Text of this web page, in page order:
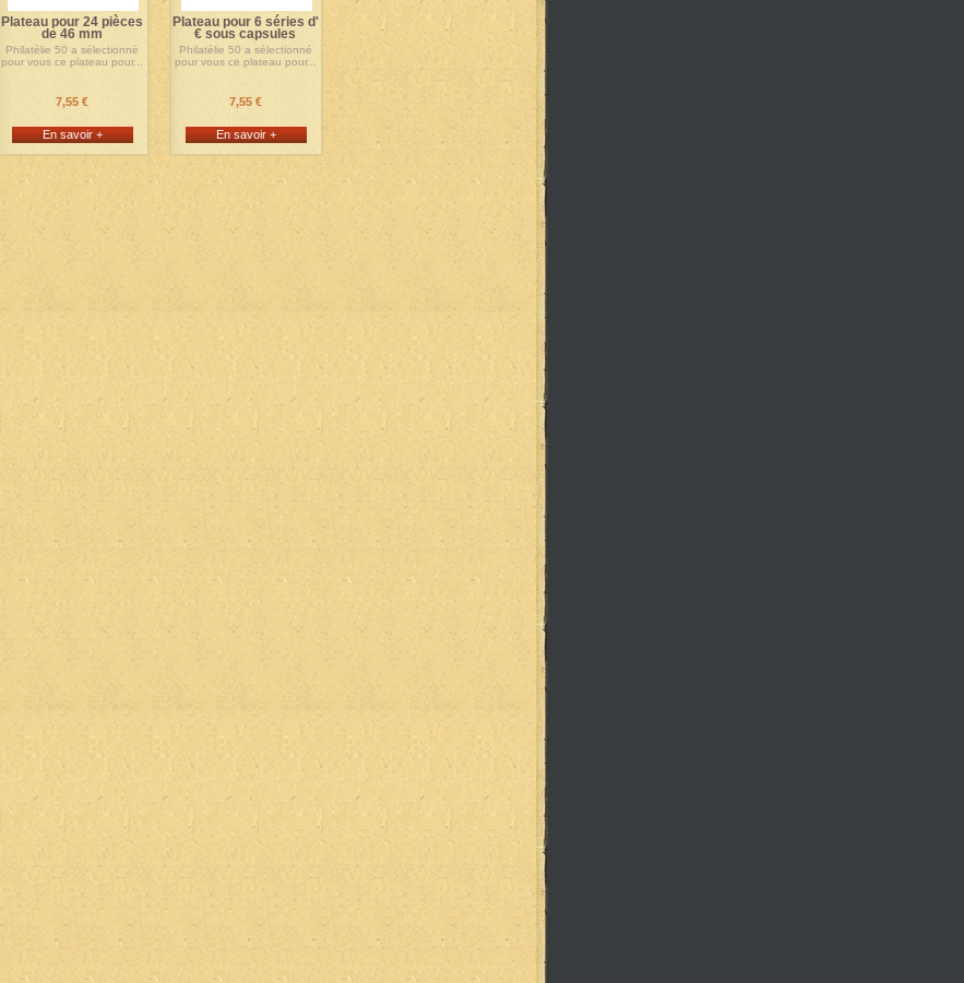
Plateau pour 24 pièces
de 46 mm
Philatélie 50 a sélectionné
pour vous ce plateau pour...
7,55 €
En savoir +
Plateau pour 6 séries d'
€ sous capsules
Philatélie 50 a sélectionné
pour vous ce plateau pour...
7,55 €
En savoir +